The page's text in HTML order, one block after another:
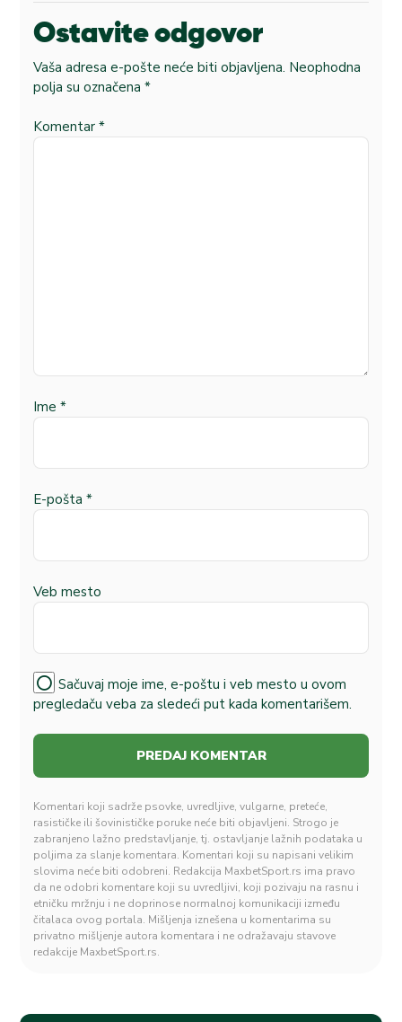
Ostavite odgovor
Vaša adresa e-pošte neće biti objavljena. Neophodna
polja su označena *
Komentar *
Ime *
E-pošta *
Veb mesto
Sačuvaj moje ime, e-poštu i veb mesto u ovom
pregledaču veba za sledeći put kada komentarišem.
Komentari koji sadrže psovke, uvredljive, vulgarne, preteće,
rasističke ili šovinističke poruke neće biti objavljeni. Strogo je
zabranjeno lažno predstavljanje, tj. ostavljanje lažnih podataka u
poljima za slanje komentara. Komentari koji su napisani velikim
slovima neće biti odobreni. Redakcija MaxbetSport.rs ima pravo
da ne odobri komentare koji su uvredljivi, koji pozivaju na rasnu i
etničku mržnju i ne doprinose normalnoj komunikaciji između
čitalaca ovog portala. Mišljenja iznešena u komentarima su
privatno mišljenje autora komentara i ne odražavaju stavove
redakcije MaxbetSport.rs.